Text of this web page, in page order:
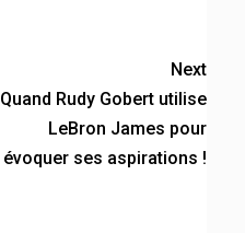
Next
Quand Rudy Gobert utilise
LeBron James pour
évoquer ses aspirations !